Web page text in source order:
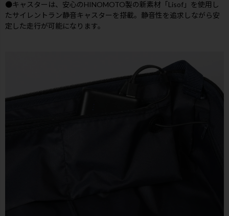
●キャスターは、安心のHINOMOTO製の新素材「Lisof」を使用し
たサイレントラン静音キャスターを搭載。静音性を追求しながら安
定した走行が可能になります。